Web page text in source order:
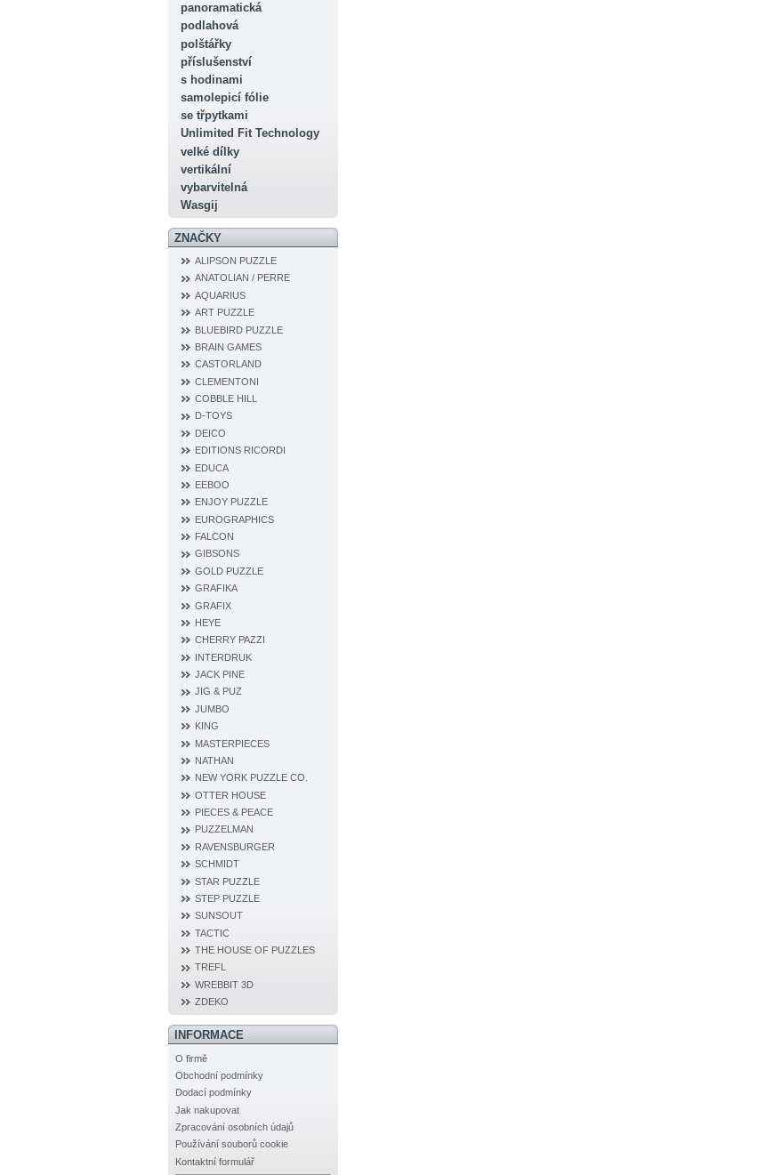
panoramatická
podlahová
polštářky
příslušenství
s hodinami
samolepicí fólie
se třpytkami
Unlimited Fit Technology
velké dílky
vertikální
vybarvitelná
Wasgij
ZNAČKY
ALIPSON PUZZLE
ANATOLIAN / PERRE
AQUARIUS
ART PUZZLE
BLUEBIRD PUZZLE
BRAIN GAMES
CASTORLAND
CLEMENTONI
COBBLE HILL
D‐TOYS
DEICO
EDITIONS RICORDI
EDUCA
EEBOO
ENJOY PUZZLE
EUROGRAPHICS
FALCON
GIBSONS
GOLD PUZZLE
GRAFIKA
GRAFIX
HEYE
CHERRY PAZZI
INTERDRUK
JACK PINE
JIG & PUZ
JUMBO
KING
MASTERPIECES
NATHAN
NEW YORK PUZZLE CO.
OTTER HOUSE
PIECES & PEACE
PUZZELMAN
RAVENSBURGER
SCHMIDT
STAR PUZZLE
STEP PUZZLE
SUNSOUT
TACTIC
THE HOUSE OF PUZZLES
TREFL
WREBBIT 3D
ZDEKO
INFORMACE
O firmě
Obchodní podmínky
Dodací podmínky
Jak nakupovat
Zpracování osobních údajů
Používání souborů cookie
Kontaktní formulář